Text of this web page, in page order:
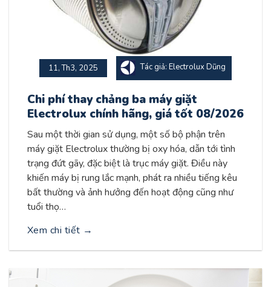
11, Th3, 2025 Tác giả: Electrolux Dũng
Chi phí thay chảng ba máy giặt
Electrolux chính hãng, giá tốt 08/2026
Sau một thời gian sử dụng, một số bộ phận trên
máy giặt Electrolux thường bị oxy hóa, dẫn tới tình
trạng đứt gãy, đặc biệt là trục máy giặt. Điều này
khiến máy bị rung lắc mạnh, phát ra nhiều tiếng kêu
bất thường và ảnh hưởng đến hoạt động cũng như
tuổi thọ…
Xem chi tiết →